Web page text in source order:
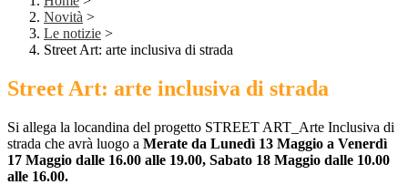
Novità >
Le notizie >
Street Art: arte inclusiva di strada
Street Art: arte inclusiva di strada
Si allega la locandina del progetto STREET ART_Arte Inclusiva di
strada che avrà luogo a Merate da Lunedì 13 Maggio a Venerdì
17 Maggio dalle 16.00 alle 19.00, Sabato 18 Maggio dalle 10.00
alle 16.00.